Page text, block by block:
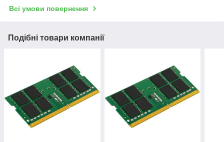
Всі умови повернення
Подібні товари компанії